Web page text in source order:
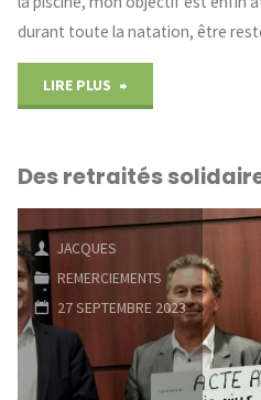
durant toute la natation, être
LIRE PLUS
notre
champion
au
grand
coeur"
Des retraités
JACQUES
REMERCIEMENTS
27 SEPTEMBRE 2023